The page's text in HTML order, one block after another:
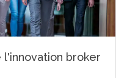
l'innovation broker